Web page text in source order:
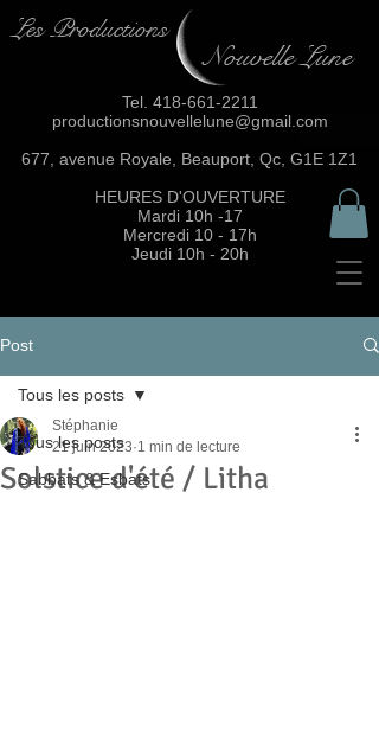
Les Productions
Nouvelle Lune
Tel. 418-661-2211
productionsnouvellelune@gmail.com
677, avenue Royale, Beauport, Qc, G1E 1Z1
HEURES D'OUVERTURE
Mardi 10h -17
Mercredi 10 - 17h
Jeudi 10h - 20h
Post
Tous les posts
Sabbats & Esbats
Tous les posts
Solstice d'été / Litha
Stéphanie
21 juin 2023 1 min de lecture